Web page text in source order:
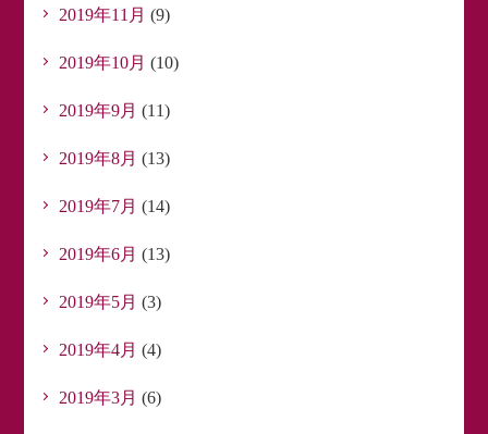
2019年11月 (9)
2019年10月 (10)
2019年9月 (11)
2019年8月 (13)
2019年7月 (14)
2019年6月 (13)
2019年5月 (3)
2019年4月 (4)
2019年3月 (6)